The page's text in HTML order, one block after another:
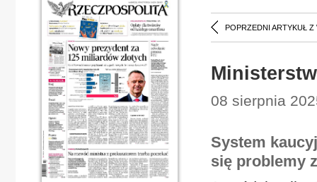
POPRZEDNI ARTYKUŁ Z
08 sierpnia
System
się problemy